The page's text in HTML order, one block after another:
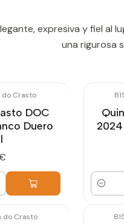
expresiva y fiel
una rigurosa
do Crasto
DOC
Duero
do Crasto